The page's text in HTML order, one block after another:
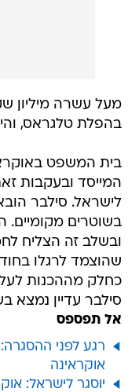
מעל עשרה מיליון
בהפלת טלגראס,
בית המשפט
המייסד ובעקבות
לישראל. סילבר
בשוטרים מקומיים.
ובשלב זה הצליח
שהוצמד לרגלו
כחלק מההכנות
סילבר עדיין נמצא
אל תפספס
רגע לפני
אוקראינה
יוסגר לישראל: